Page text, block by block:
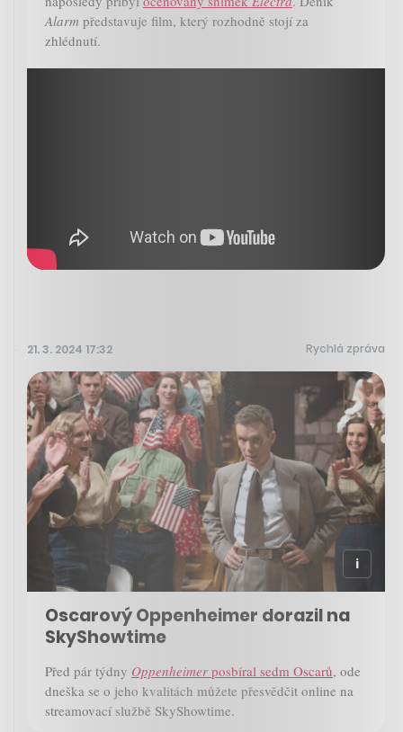
Alarm představuje film, který rozhodně stojí za
zhlédnutí.
21. 3. 2024 17:32 Rychlá zpráva
Oscarový Oppenheimer dorazil na
SkyShowtime
Před pár týdny Oppenheimer posbíral sedm Oscarů, ode
dneška se o jeho kvalitách můžete přesvědčit online na
streamovací službě SkyShowtime.